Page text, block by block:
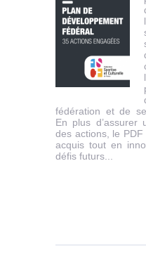
fédération et de
En plus d’assurer
des actions, le
acquis tout en
défis futurs...